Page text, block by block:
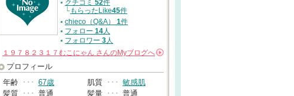
クチコミ 52件
└もらったLike45件
chieco（Q&A） 1件
フォロー 14人
フォロワー 3人
１９７８２３１７むこにゃん さんのMyブログへ
プロフィール
年齢 ･･･ 67歳 肌質 ･･･ 敏感肌
髪質 ･･･ 普通 髪量 ･･･ 普通